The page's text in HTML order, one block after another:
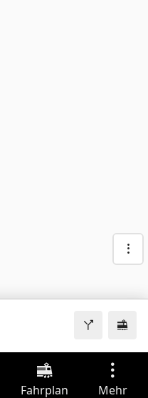
Fahrplan Mehr